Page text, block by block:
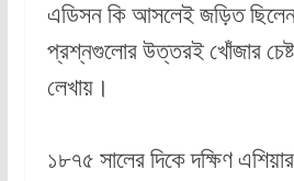
এডিসন কি আসলেই জড়িত
প্রশ্নগুলোর উত্তরই খোঁজার
লেখায়।
১৮৭৫ সালের দিকে দক্ষিণ